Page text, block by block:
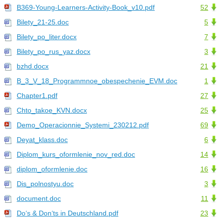
52
B369-Young-Learners-Activity-Book_v10.pdf
5
Bilety_21-25.doc
7
Bilety_po_liter.docx
3
Bilety_po_rus_yaz.docx
21
bzhd.docx
1
B_3_V_18_Programmnoe_obespechenie_EVM.doc
27
Chapter1.pdf
25
Chto_takoe_KVN.docx
69
Demo_Operacionnie_Systemi_230212.pdf
6
Deyat_klass.doc
14
Diplom_kurs_oformlenie_nov_red.doc
16
diplom_oformlenie.doc
3
Dis_polnostyu.doc
11
document.doc
23
Do‘s & Don‘ts in Deutschland.pdf